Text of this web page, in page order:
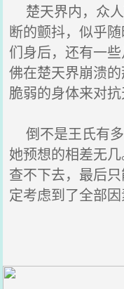
楚天界内，众
断的颤抖，似乎
们身后，还有一
佛在楚天界崩溃
脆弱的身体来对抗
倒不是王氏有
她预想的相差无
查不下去，最后
定考虑到了全部